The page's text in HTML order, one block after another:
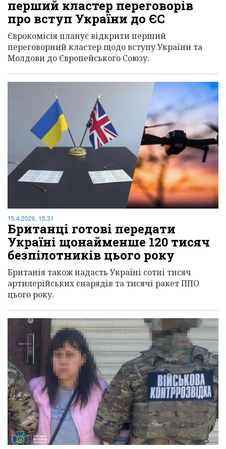
перший кластер переговорів
про вступ України до ЄС
Єврокомісія планує відкрити перший
переговорний кластер щодо вступу України та
Молдови до Європейського Союзу.
15.4.2026, 15:31
Британці готові передати
Україні щонайменше 120 тисяч
безпілотників цього року
Британія також надасть Україні сотні тисяч
артилерійських снарядів та тисячі ракет ППО
цього року.